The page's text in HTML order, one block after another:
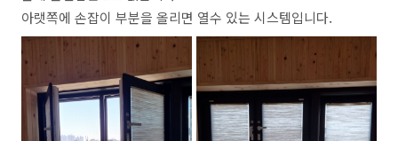
아랫쪽에 손잡이 부분을 올리면 열수 있는 시스템입니다.